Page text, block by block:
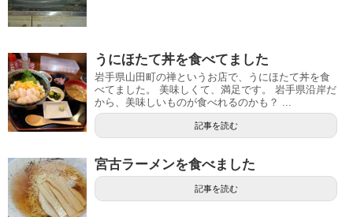
うにほたて丼を食べてました
岩手県山田町の禅というお店で、うにほたて丼を食
べてました。 美味しくて、満足です。 岩手県沿岸だ
から、美味しいものが食べれるのかも？ ...
記事を読む
宮古ラーメンを食べました
記事を読む